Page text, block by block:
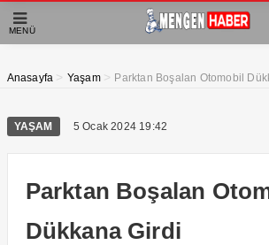
MENÜ
Anasayfa > Yaşam > Parktan Boşalan Otomobil
YAŞAM 5 Ocak 2024 19:42
Parktan Boşalan
Dükkana Girdi